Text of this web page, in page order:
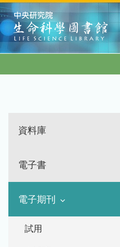
:::
資料庫
電子書
電子期刊
試用